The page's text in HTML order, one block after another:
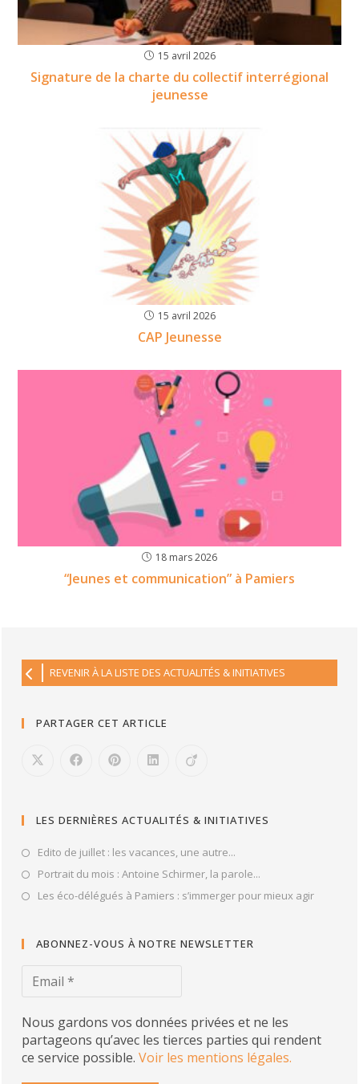
15 avril 2026
Signature de la charte du collectif interrégional
jeunesse
15 avril 2026
CAP Jeunesse
18 mars 2026
“Jeunes et communication” à Pamiers
REVENIR À LA LISTE DES ACTUALITÉS & INITIATIVES
PARTAGER CET ARTICLE
LES DERNIÈRES ACTUALITÉS & INITIATIVES
Edito de juillet : les vacances, une autre...
Portrait du mois : Antoine Schirmer, la parole...
Les éco-délégués à Pamiers : s’immerger pour mieux agir
ABONNEZ-VOUS À NOTRE NEWSLETTER
Nous gardons vos données privées et ne les
partageons qu’avec les tierces parties qui rendent
ce service possible.Voir les mentions légales.